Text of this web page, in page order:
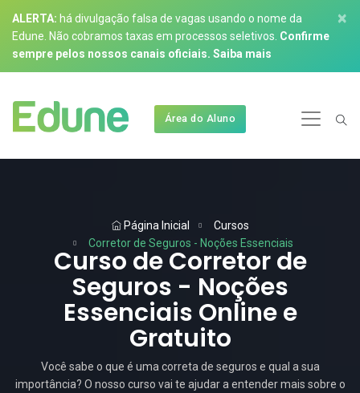
ALERTA: há divulgação falsa de vagas usando o nome da
Edune. Não cobramos taxas em processos seletivos. Confirme
sempre pelos nossos canais oficiais. Saiba mais
×
Área do Aluno
Página Inicial
Cursos
Corretor de Seguros - Noções Essenciais
Curso de Corretor de
Seguros - Noções
Essenciais Online e
Gratuito
Você sabe o que é uma correta de seguros e qual a sua
importância? O nosso curso vai te ajudar a entender mais sobre o